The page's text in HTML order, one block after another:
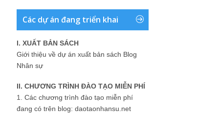
Các dự án đang triển khai
I. XUẤT BẢN SÁCH
Giới thiệu về dự án xuất bản sách Blog
Nhân sự
II. CHƯƠNG TRÌNH ĐÀO TẠO MIỄN PHÍ
1. Các chương trình đào tạo miễn phí
đang có trên blog: daotaonhansu.net